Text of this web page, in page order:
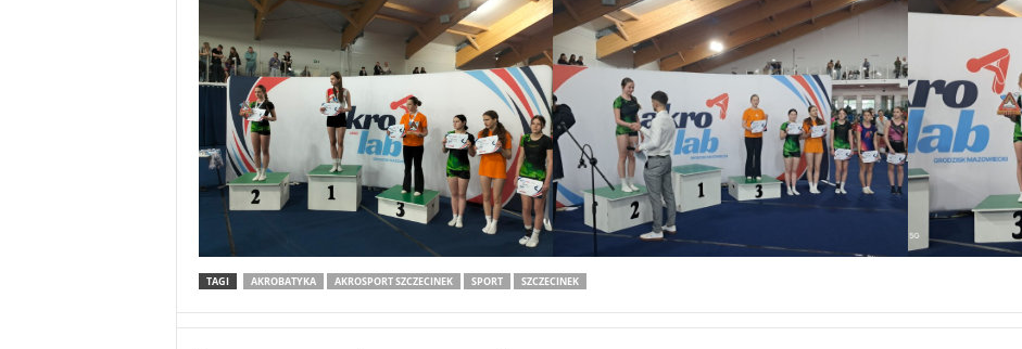
TAGI AKROBATYKA AKROSPORT SZCZECINEK SPORT SZCZECINEK